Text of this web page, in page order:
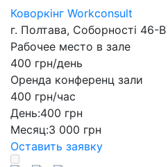
Коворкінг Workconsult
г. Полтава, Соборності 46-В
Рабочее место в зале
400 грн/день
Оренда конференц зали
400 грн/час
День:400 грн
Месяц:3 000 грн
Оставить заявку